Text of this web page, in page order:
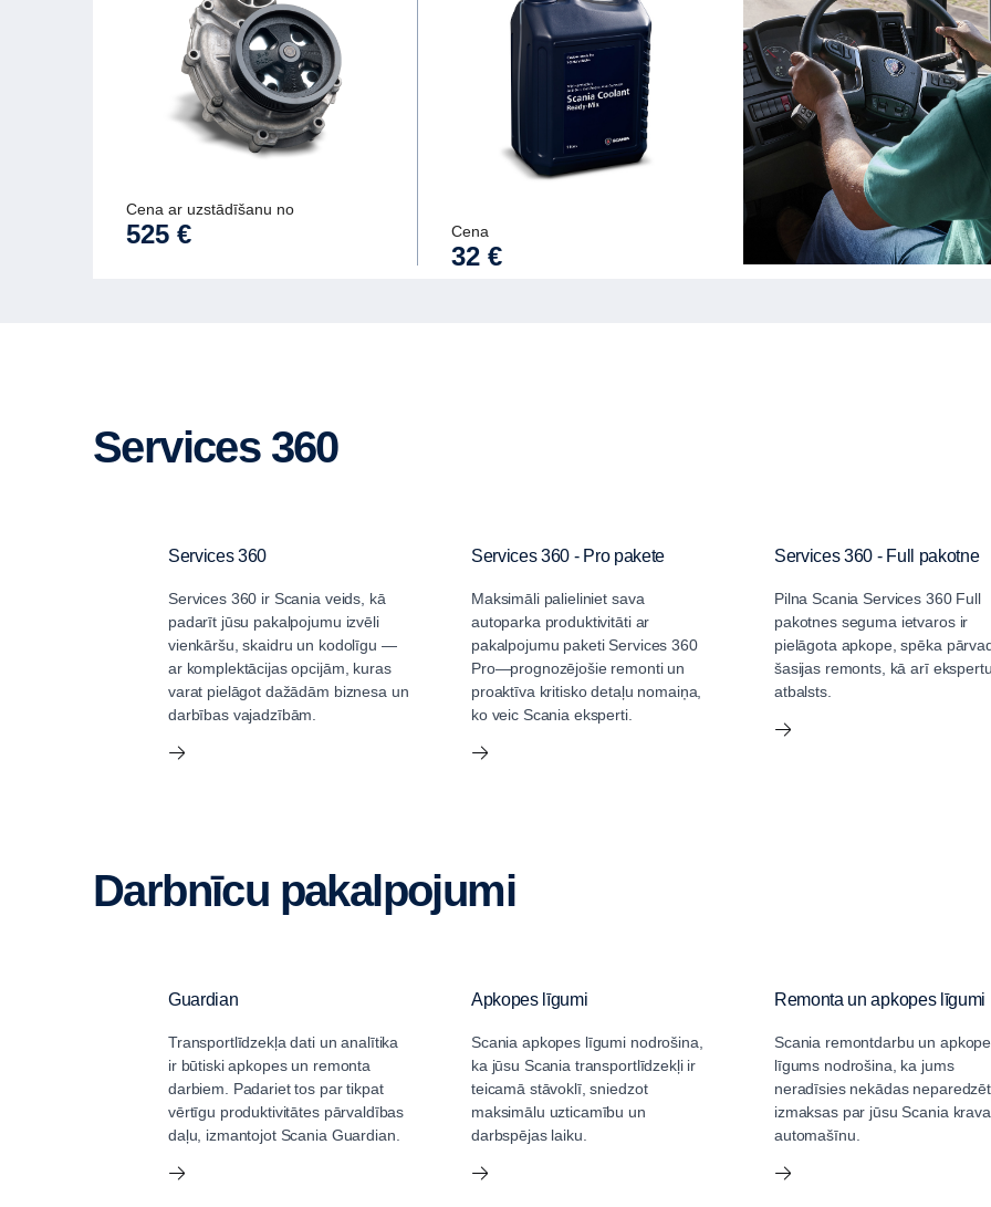
Cena ar uzstādīšanu no
525 € Cena
32 €
Services 360
Services 360
Services 360 ir Scania veids, kā
padarīt jūsu pakalpojumu izvēli
vienkāršu, skaidru un kodolīgu —
ar komplektācijas opcijām, kuras
varat pielāgot dažādām biznesa un
darbības vajadzībām.
Services 360 - Pro pakete
Maksimāli palieliniet sava
autoparka produktivitāti ar
pakalpojumu paketi Services 360
Pro—prognozējošie remonti un
proaktīva kritisko detaļu nomaiņa,
ko veic Scania eksperti.
Services 360 - Full pakotne
Pilna Scania Services 360 Full
pakotnes seguma ietvaros ir
pielāgota apkope, spēka
šasijas remonts, kā arī ekspertu
atbalsts.
Darbnīcu pakalpojumi
Guardian
Transportlīdzekļa dati un analītika
ir būtiski apkopes un remonta
darbiem. Padariet tos par tikpat
vērtīgu produktivitātes pārvaldības
daļu, izmantojot Scania Guardian.
Apkopes līgumi
Scania apkopes līgumi nodrošina,
ka jūsu Scania transportlīdzekļi ir
teicamā stāvoklī, sniedzot
maksimālu uzticamību un
darbspējas laiku.
Remonta un apkopes līgumi
Scania remontdarbu un
līgums nodrošina, ka jums
neradīsies nekādas
izmaksas par jūsu Scania
automašīnu.